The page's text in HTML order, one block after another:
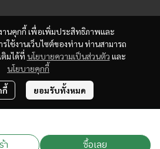
ซื้อเลย
านคุกกี้ เพื่อเพิ่มประสิทธิภาพและ
ใช้งานเว็บไซต์ของท่าน ท่านสามารถ
ติมได้ที่ นโยบายความเป็นส่วนตัว และ
นโยบายคุกกี้
กี้ ยอมรับทั้งหมด
© PA Sound Center